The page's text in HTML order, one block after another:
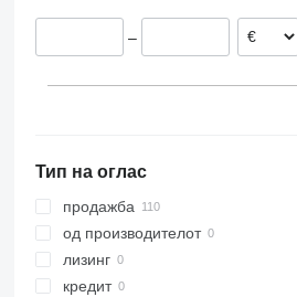
Холандија
Шпанија
–
Тип на оглас
продажба
од производителот
лизинг
кредит